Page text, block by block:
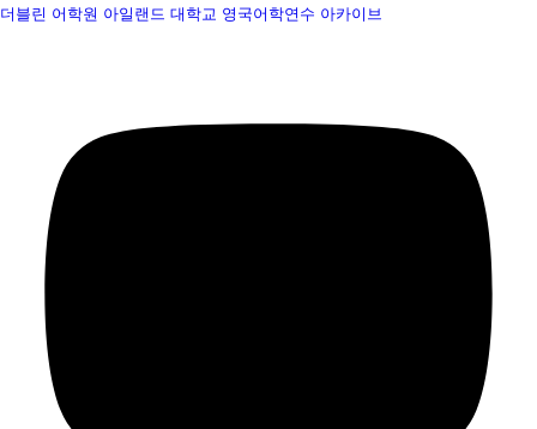
더블린 어학원 아일랜드 대학교 영국어학연수 아카이브